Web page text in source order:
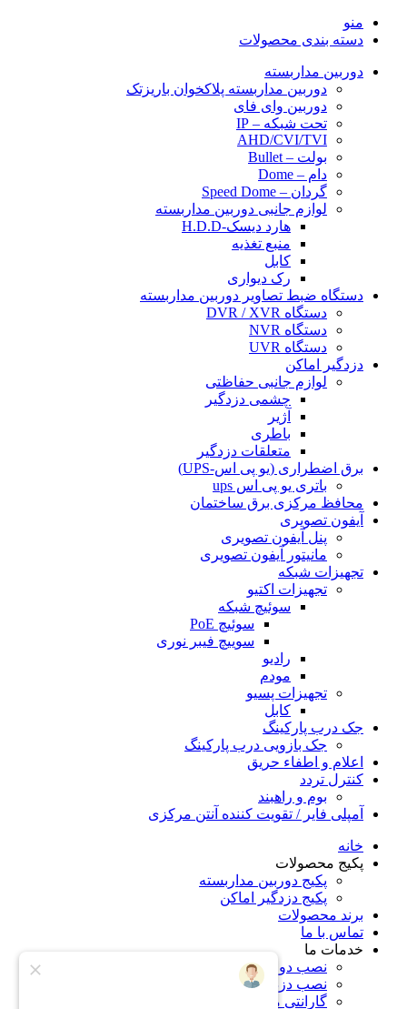
منو
دسته بندی محصولات
دوربین مداربسته
دوربین مداربسته پلاکخوان باریزتک
دوربین وای فای
تحت شبکه – IP
AHD/CVI/TVI
بولت – Bullet
دام – Dome
گردان – Speed Dome
لوازم جانبی دوربین مداربسته
هارد دیسک-H.D.D
منبع تغذیه
کابل
رک دیواری
دستگاه ضبط تصاویر دوربین مداربسته
دستگاه DVR / XVR
دستگاه NVR
دستگاه UVR
دزدگیر اماکن
لوازم جانبی حفاظتی
چشمی دزدگیر
آژیر
باطری
متعلقات دزدگیر
برق اضطراری (یو پی اس-UPS)
باتری یو پی اس ups
محافظ مرکزی برق ساختمان
آیفون تصویری
پنل آیفون تصویری
مانیتور آیفون تصویری
تجهیزات شبکه
تجهیزات اکتیو
سوئیچ شبکه
سوئیچ PoE
سوییچ فیبر نوری
رادیو
مودم
تجهیزات پسیو
کابل
جک درب پارکینگ
جک بازویی درب پارکینگ
اعلام و اطفاء حریق
کنترل تردد
بوم و راهبند
آمپلی فایر / تقویت کننده آنتن مرکزی
خانه
پکیج محصولات
پکیج دوربین مداربسته
پکیج دزدگیر اماکن
برند محصولات
تماس با ما
خدمات ما
نصب دوربین مداربسته در کرج
نصب دزدگیر اماکن در کرج
گارانتی محصولات